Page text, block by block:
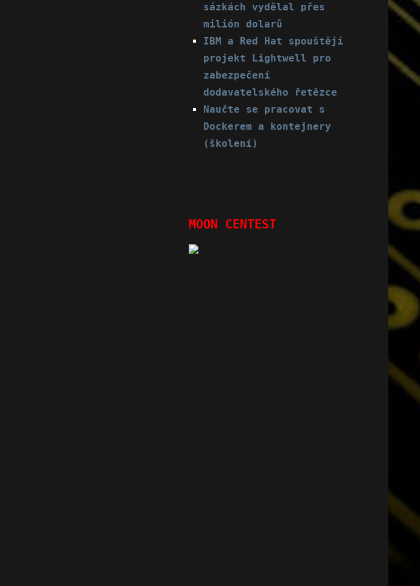
sázkách vydělal přes
milión dolarů
IBM a Red Hat spouštějí
projekt Lightwell pro
zabezpečení
dodavatelského řetězce
Naučte se pracovat s
Dockerem a kontejnery
(školení)
MOON CENTEST